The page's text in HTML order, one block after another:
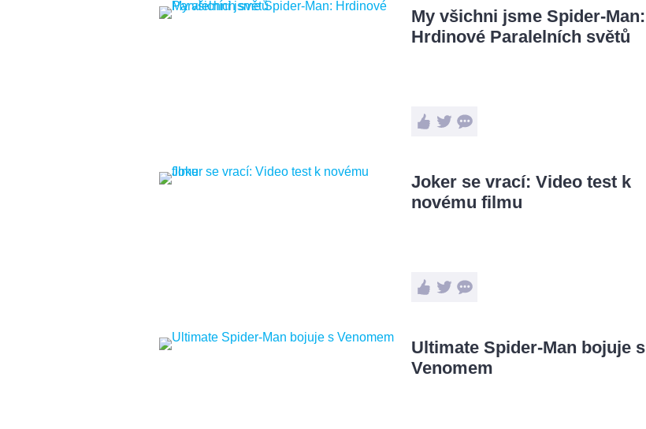
My všichni jsme Spider-Man:
Hrdinové Paralelních světů
Joker se vrací: Video test k
novému filmu
Ultimate Spider-Man bojuje s
Venomem